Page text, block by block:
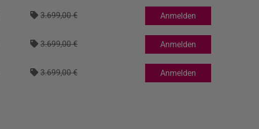
3.699,00 € Anmelden
3.699,00 € Anmelden
3.699,00 € Anmelden